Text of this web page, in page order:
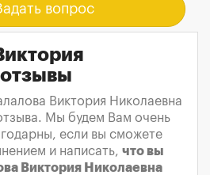
вопрос
Виктория Николаевна
Мы будем Вам очень
если вы сможете
и написать, что вы
Виктория Николаевна